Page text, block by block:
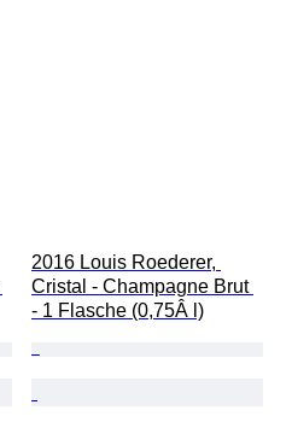
2016 Louis Roederer,
Cristal - Champagne Brut
- 1 Flasche (0,75Â l)